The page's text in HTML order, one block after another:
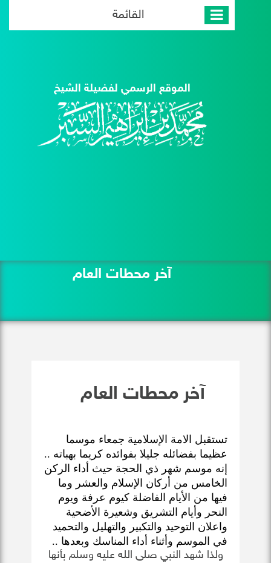
القائمة
الموقع الرسمي لفضيلة الشيخ
آخر محطات العام
آخر محطات العام
تستقبل الامة الإسلامية جمعاء موسما
عظيما بفضائله جليلا بفوائده كريما بهباته ..
إنه موسم شهر ذي الحجة حيث أداء الركن
الخامس من أركان الإسلام والعشر وما
فيها من الأيام الفاضلة كيوم عرفة ويوم
النحر وأيام التشريق وشعيرة الأضحية
واعلان التوحيد والتكبير والتهليل والتحميد
في الموسم وأثناء أداء المناسك وبعدها ..
ولذا شهد النبي صلى الله عليه وسلم بأنها